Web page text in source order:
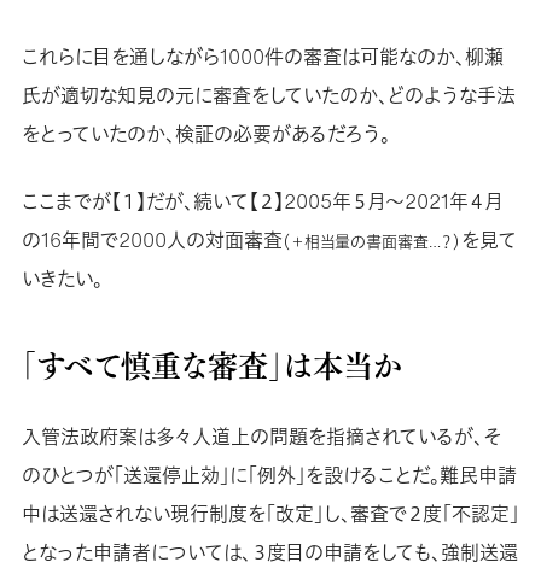
これらに目を通しながら1000件の審査は可能なのか、柳瀬
氏が適切な知見の元に審査をしていたのか、どのような手法
をとっていたのか、検証の必要があるだろう。
ここまでが【１】だが、続いて【２】2005年５月～2021年４月
の16年間で2000人の対面審査（＋相当量の書面審査…？） を見て
いきたい。
「すべて慎重な審査」は本当か
入管法政府案は多々人道上の問題を指摘されているが、そ
のひとつが「送還停止効」に「例外」を設けることだ。難民申請
中は送還されない現行制度を「改定」し、審査で２度「不認定」
となった申請者については、３度目の申請をしても、強制送還